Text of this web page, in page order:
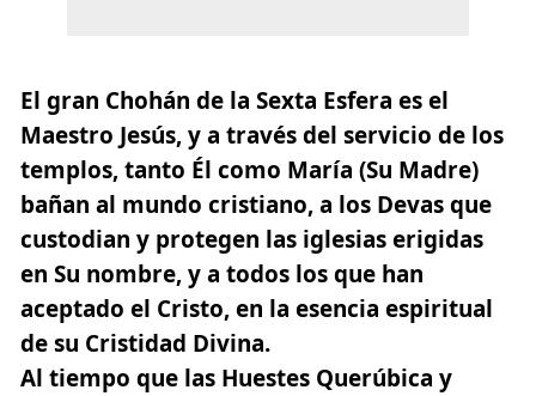
El gran Chohán de la Sexta Esfera es el
Maestro Jesús, y a través del servicio de los
templos, tanto Él como María (Su Madre)
bañan al mundo cristiano, a los Devas que
custodian y protegen las iglesias erigidas
en Su nombre, y a todos los que han
aceptado el Cristo, en la esencia espiritual
de su Cristidad Divina.
Al tiempo que las Huestes Querúbica y